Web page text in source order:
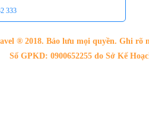
333
® 2018. Bảo lưu mọi quyền. Ghi
Số GPKD: 0900652255 do Sở Kế